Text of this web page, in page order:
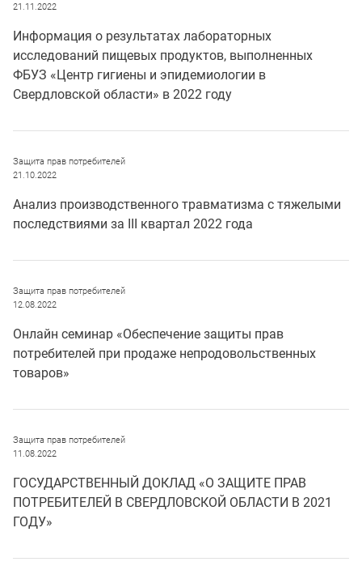
21.11.2022
Информация о результатах лабораторных
исследований пищевых продуктов, выполненных
ФБУЗ «Центр гигиены и эпидемиологии в
Свердловской области» в 2022 году
Защита прав потребителей
21.10.2022
Анализ производственного травматизма с тяжелыми
последствиями за III квартал 2022 года
Защита прав потребителей
12.08.2022
Онлайн семинар «Обеспечение защиты прав
потребителей при продаже непродовольственных
товаров»
Защита прав потребителей
11.08.2022
ГОСУДАРСТВЕННЫЙ ДОКЛАД «О ЗАЩИТЕ ПРАВ
ПОТРЕБИТЕЛЕЙ В СВЕРДЛОВСКОЙ ОБЛАСТИ В 2021
ГОДУ»